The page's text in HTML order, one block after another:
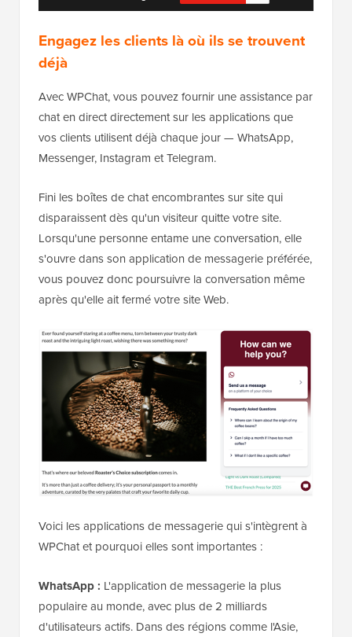
Engagez les clients là où ils se trouvent
déjà
Avec WPChat, vous pouvez fournir une assistance par
chat en direct directement sur les applications que
vos clients utilisent déjà chaque jour — WhatsApp,
Messenger, Instagram et Telegram.
Fini les boîtes de chat encombrantes sur site qui
disparaissent dès qu'un visiteur quitte votre site.
Lorsqu'une personne entame une conversation, elle
s'ouvre dans son application de messagerie préférée,
vous pouvez donc poursuivre la conversation même
après qu'elle ait fermé votre site Web.
Voici les applications de messagerie qui s'intègrent à
WPChat et pourquoi elles sont importantes :
WhatsApp : L'application de messagerie la plus
populaire au monde, avec plus de 2 milliards
d'utilisateurs actifs. Dans des régions comme l'Asie,